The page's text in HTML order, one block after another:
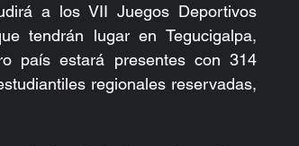
a los VII Juegos Deportivos
tendrán lugar en Tegucigalpa,
país estará presentes con 314
regionales reservadas,